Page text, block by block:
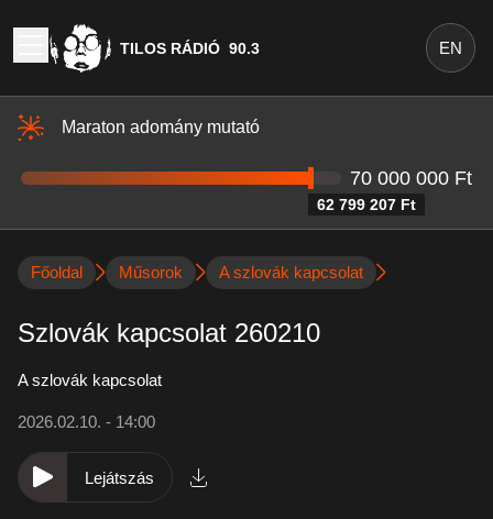
TILOS RÁDIÓ 90.3 EN
Maraton adomány mutató
62 799 207 Ft
70 000 000 Ft
Főoldal Műsorok A szlovák kapcsolat
Szlovák kapcsolat 260210
A szlovák kapcsolat
2026.02.10. - 14:00
Lejátszás